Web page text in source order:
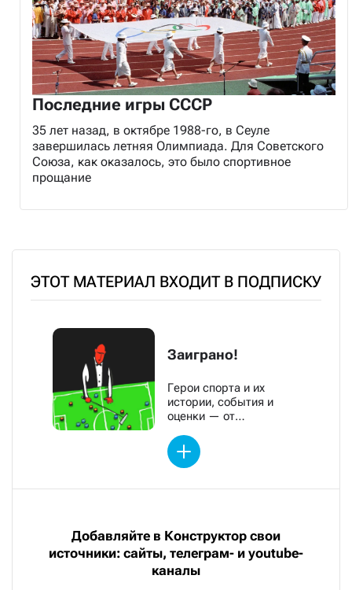
Последние игры СССР
35 лет назад, в октябре 1988-го, в Сеуле
завершилась летняя Олимпиада. Для Советского
Союза, как оказалось, это было спортивное
прощание
ЭТОТ МАТЕРИАЛ ВХОДИТ В ПОДПИСКУ
Заиграно!
Герои спорта и их
истории, события и
оценки — от
Добавляйте в Конструктор свои
источники: сайты, телеграм- и youtube-
каналы